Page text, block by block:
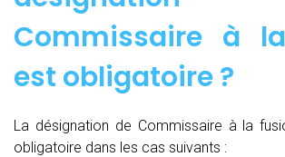
Commissaire à
est obligatoire ?
La désignation de Commissaire à la
obligatoire dans les cas suivants :